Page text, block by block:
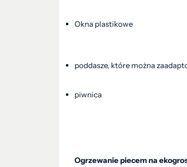
Okna plastikowe
poddasze, które można
piwnica
Ogrzewanie piecem na